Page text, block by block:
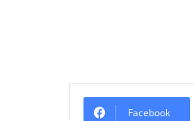
Facebook